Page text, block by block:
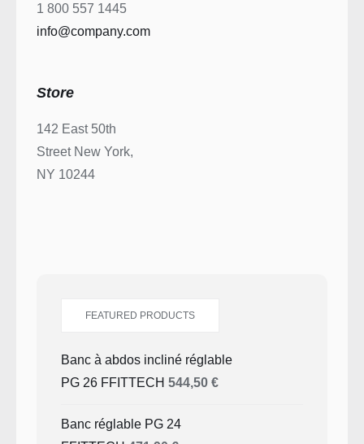
1 800 557 1445
info@company.com
Store
142 East 50th
Street New York,
NY 10244
FEATURED PRODUCTS
Banc à abdos incliné réglable
PG 26 FFITTECH 544,50€
Banc réglable PG 24